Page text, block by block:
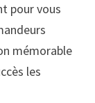
pour vous
mémorable
les